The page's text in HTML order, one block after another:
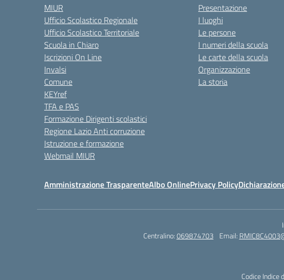
MIUR
Ufficio Scolastico Regionale
Ufficio Scolastico Territoriale
Scuola in Chiaro
Iscrizioni On Line
Invalsi
Comune
KEYref
TFA e PAS
Formazione Dirigenti scolastici
Regione Lazio Anti corruzione
Istruzione e formazione
Webmail MIUR
Presentazione
I luoghi
Le persone
I numeri della scuola
Le carte della scuola
Organizzazione
La storia
Amministrazione TrasparenteAlbo OnlinePrivacy Policy
Centralino:069874703 Email:
Codice